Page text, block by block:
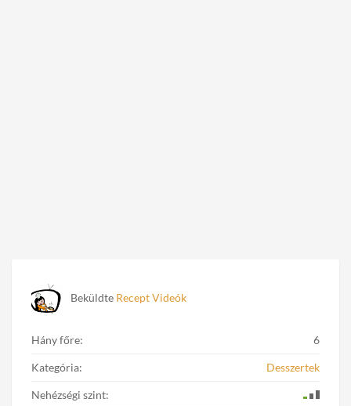
Beküldte Recept Videók
Hány főre: 6
Kategória: Desszertek
Nehézségi szint: